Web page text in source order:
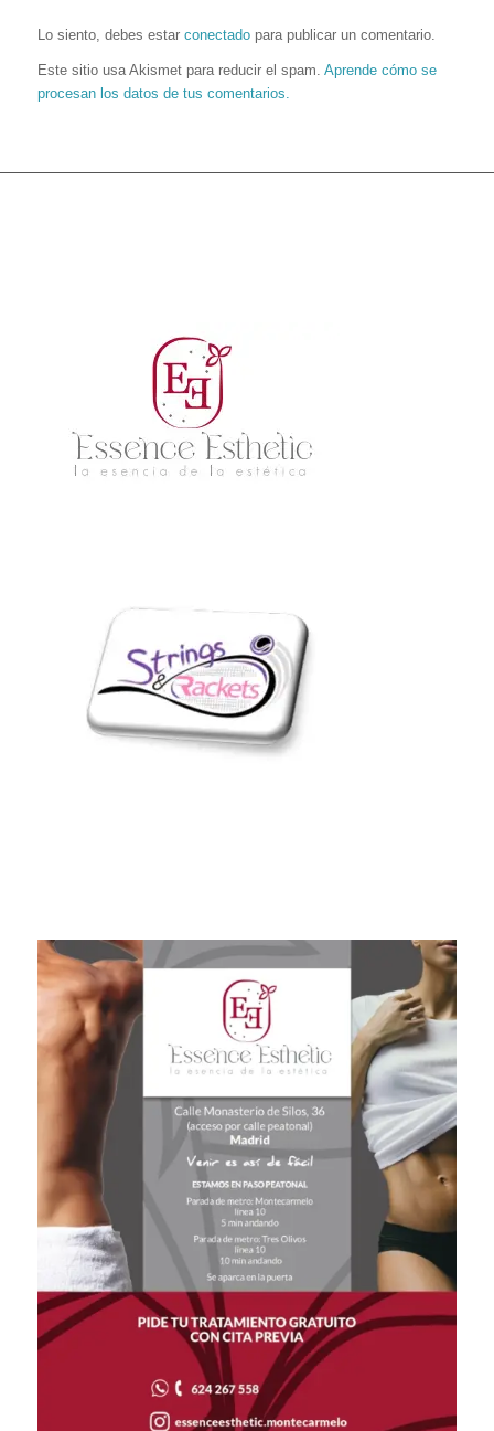
Lo siento, debes estar conectadopara publicar un comentario.
Este sitio usa Akismet para reducir el spam. Aprende cómo se
procesan los datos de tus comentarios.